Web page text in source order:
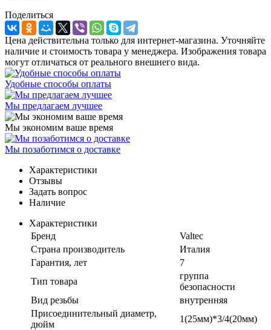
Поделиться
Цена действительна только для интернет-магазина. Уточняйте
наличие и стоимость товара у менеджера. Изображения товара
могут отличаться от реального внешнего вида.
Удобные способы оплаты
Мы предлагаем лучшее
Мы экономим ваше время
Мы позаботимся о доставке
Характеристики
Отзывы
Задать вопрос
Наличие
Характеристики
Бренд
Valtec
Страна производитель
Италия
Гарантия, лет
7
Тип товара
группа
безопасности
Вид резьбы
внутренняя
Присоединительный диаметр,
дюйм
1(25мм)*3/4(20мм)